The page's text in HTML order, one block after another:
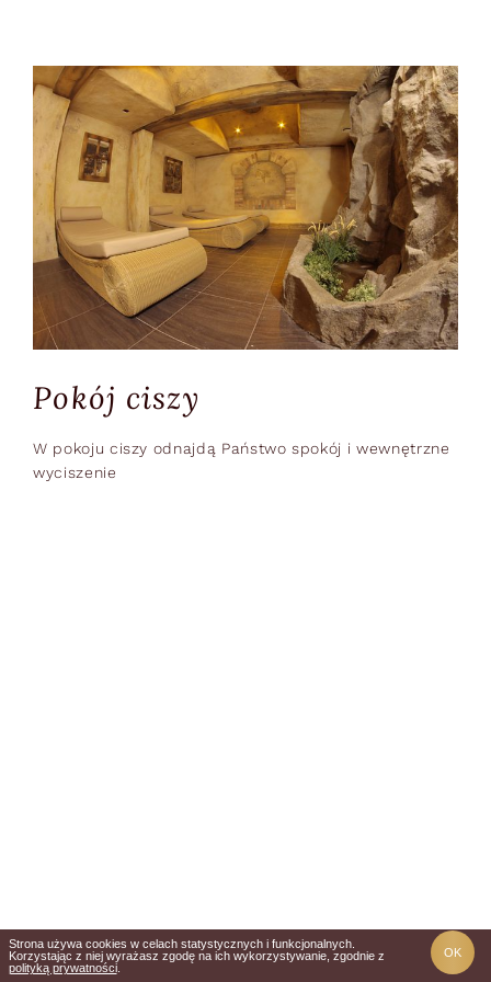
Pokój ciszy
W pokoju ciszy odnajdą Państwo spokój i wewnętrzne
wyciszenie
Strona używa cookies w celach statystycznych i funkcjonalnych.
Korzystając z niej wyrażasz zgodę na ich wykorzystywanie, zgodnie z
polityką prywatności.
OK